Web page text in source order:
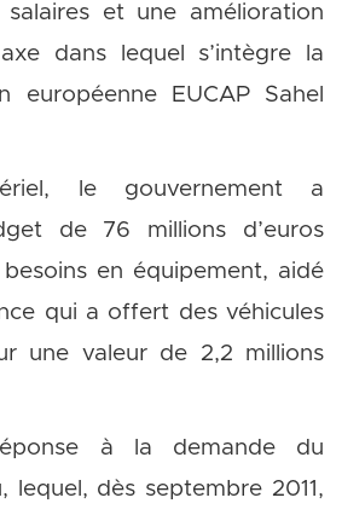
salaires et une amélioration
dans lequel s’intègre la
européenne EUCAP Sahel
le gouvernement a
de 76 millions d’euros
en équipement, aidé
qui a offert des véhicules
une valeur de 2,2 millions
à la demande du
lequel, dès septembre 2011,